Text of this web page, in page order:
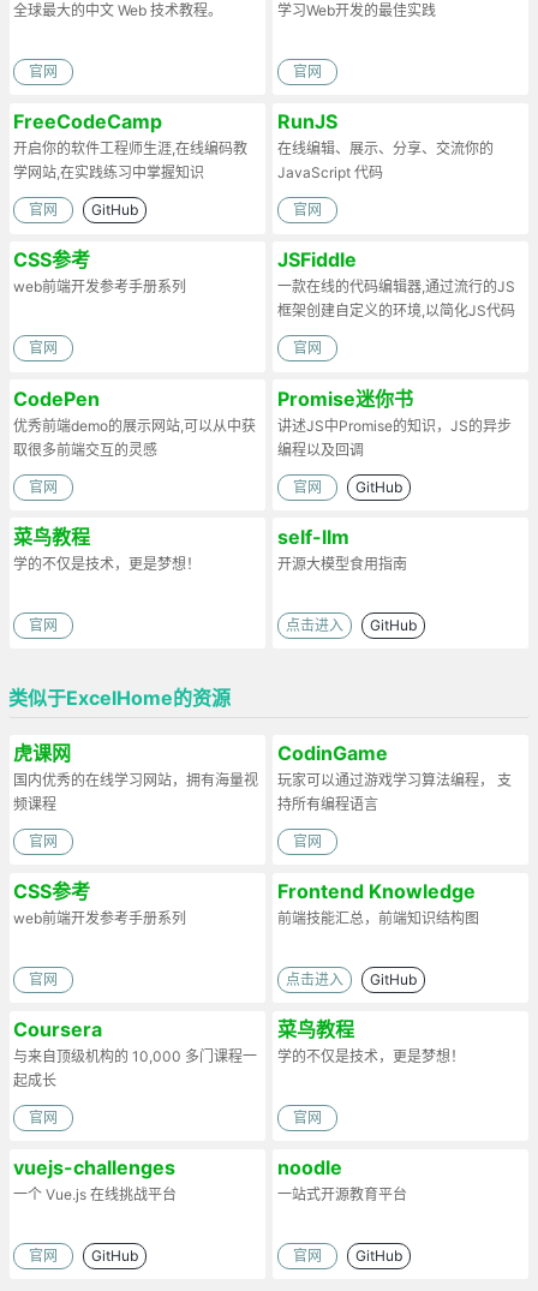
全球最大的中文 Web 技术教程。
官网
学习Web开发的最佳实践
官网
FreeCodeCamp
开启你的软件工程师生涯,在线编码教
学网站,在实践练习中掌握知识
官网 GitHub
RunJS
在线编辑、展示、分享、交流你的
JavaScript 代码
官网
CSS参考
web前端开发参考手册系列
官网
JSFiddle
一款在线的代码编辑器,通过流行的JS
框架创建自定义的环境,以简化JS代码
官网
CodePen
优秀前端demo的展示网站,可以从中获
取很多前端交互的灵感
官网
Promise迷你书
讲述JS中Promise的知识，JS的异步
编程以及回调
官网 GitHub
菜鸟教程
学的不仅是技术，更是梦想！
官网
self-llm
开源大模型食用指南
点击进入 GitHub
类似于ExcelHome的资源
虎课网
国内优秀的在线学习网站，拥有海量视
频课程
官网
CodinGame
玩家可以通过游戏学习算法编程， 支
持所有编程语言
官网
CSS参考
web前端开发参考手册系列
官网
Frontend Knowledge
Structure
前端技能汇总，前端知识结构图
点击进入 GitHub
Coursera
与来自顶级机构的 10,000 多门课程一
起成长
官网
菜鸟教程
学的不仅是技术，更是梦想！
官网
vuejs-challenges
一个 Vue.js 在线挑战平台
官网 GitHub
noodle
一站式开源教育平台
官网 GitHub